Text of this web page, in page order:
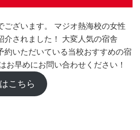
ございます。 マジオ熱海校の女性
介されました！ 大変人気の宿舎
約いただいている当校おすすめの宿
お早めにお問い合わせください！
こちら